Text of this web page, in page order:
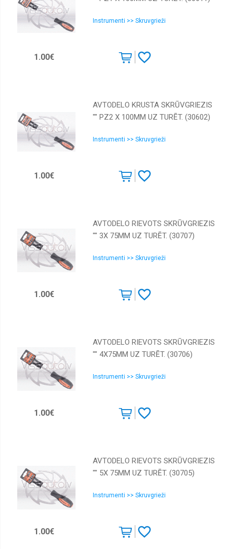
Instrumenti >> Skruvgrieži
1.00€
AVTODELO KRUSTA SKRŪVGRIEZIS
"" PZ2 X 100MM UZ TURĒT. (30602)
Instrumenti >> Skruvgrieži
1.00€
AVTODELO RIEVOTS SKRŪVGRIEZIS
"" 3Х 75MM UZ TURĒT. (30707)
Instrumenti >> Skruvgrieži
1.00€
AVTODELO RIEVOTS SKRŪVGRIEZIS
"" 4Х75MM UZ TURĒT. (30706)
Instrumenti >> Skruvgrieži
1.00€
AVTODELO RIEVOTS SKRŪVGRIEZIS
"" 5Х 75MM UZ TURĒT. (30705)
Instrumenti >> Skruvgrieži
1.00€